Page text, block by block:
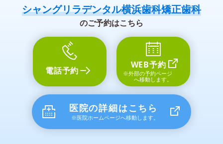
シャングリラデンタル横浜歯科矯正歯科
のご予約はこちら
電話予約
WEB予約
※外部の予約ページ
へ移動します。
医院の詳細はこちら
※医院ホームページへ移動します。